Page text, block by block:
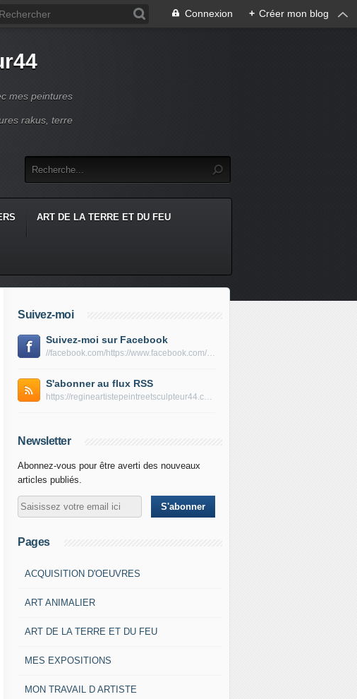
Connexion + Créer mon blog
mes peintures
rakus, terre
ART DE LA TERRE ET DU FEU
Suivez-moi
Suivez-moi sur Facebook
//facebook.com/https://www.facebook.com/peltierregine
S'abonner au flux RSS
https://regineartistepeintreetsculpteur44.com/rss
Newsletter
Abonnez-vous pour être averti des nouveaux
articles publiés.
Pages
ACQUISITION D'OEUVRES
ART ANIMALIER
ART DE LA TERRE ET DU FEU
MES EXPOSITIONS
MON TRAVAIL D ARTISTE